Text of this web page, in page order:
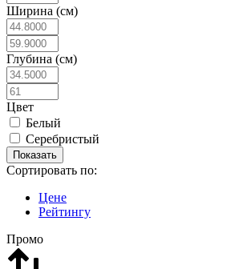
Ширина (см)
Глубина (см)
Цвет
Белый
Серебристый
Сортировать по:
Цене
Рейтингу
Промо